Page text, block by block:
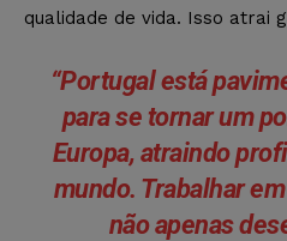
qualidade de vida. Isso atrai
“Portugal está
para se tornar um
Europa, atraindo
mundo. Trabalhar
não apenas